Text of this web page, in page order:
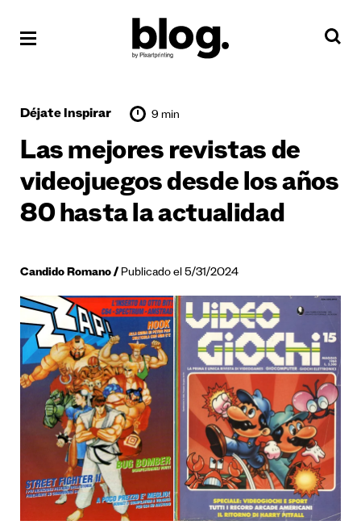
Déjate Inspirar 9 min
Las mejores revistas de
videojuegos desde los años
80 hasta la actualidad
Candido Romano Publicado el 5/31/2024